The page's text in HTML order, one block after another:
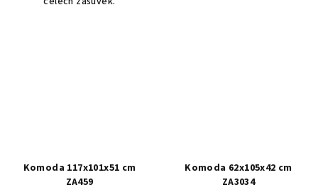
Komoda 117x101x51 cm
ZA459
Komoda 62x105x42 cm
ZA3034